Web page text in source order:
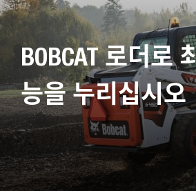
BOBCAT 로더로
능을 누리십시오